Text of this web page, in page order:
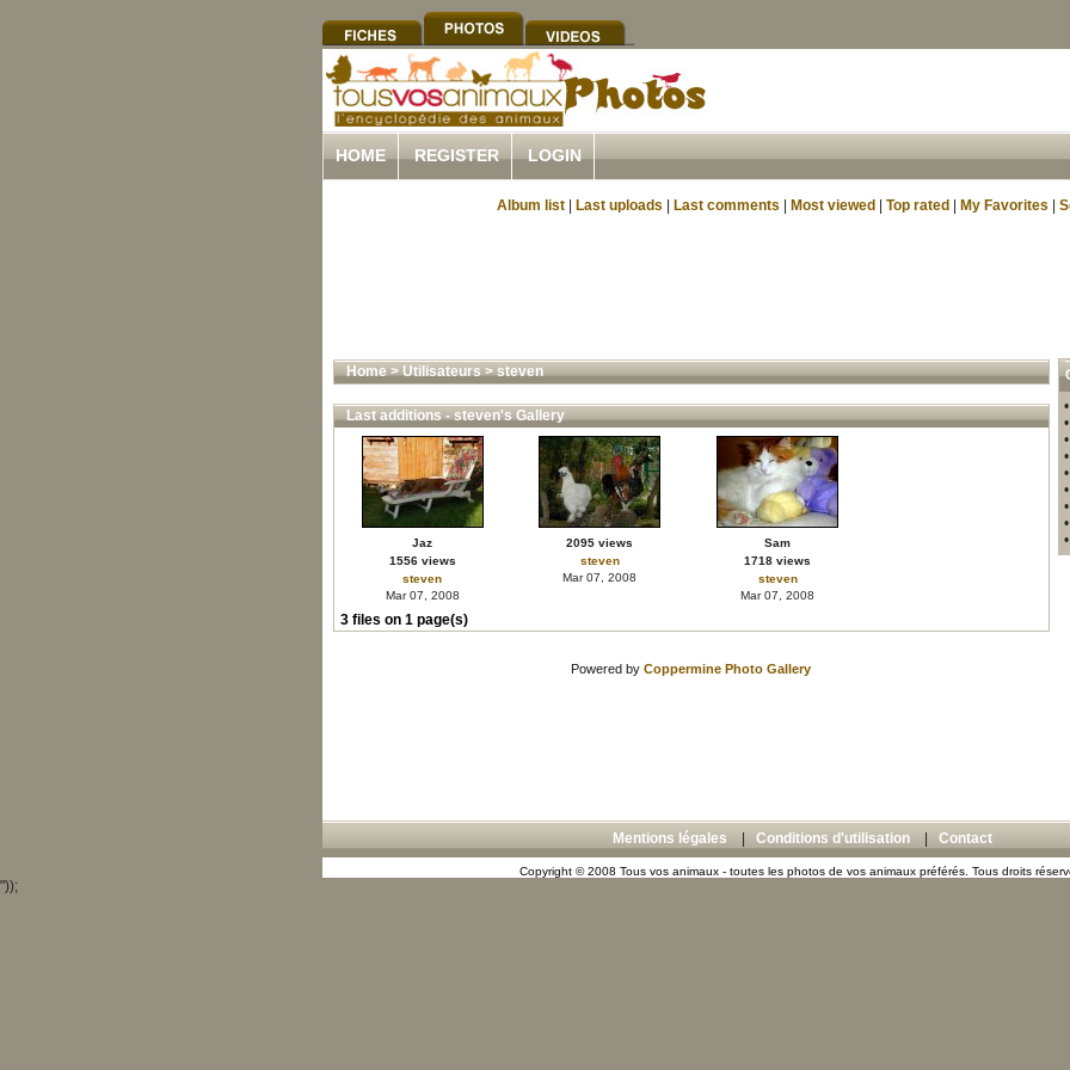
HOME REGISTER LOGIN
Album list Last uploads Last comments Most viewed Top rated My Favorites
Home>Utilisateurs>steven
Last additions - steven's Gallery
Jaz
1556 views
steven
Mar 07, 2008
2095 views
steven
Mar 07, 2008
Sam
1718 views
steven
Mar 07, 2008
3 files on 1 page(s)
Powered by Coppermine Photo Gallery
•
•
•
•
Mentions légales Conditions d'utilisation Contact
Copyright © 2008 Tous vos animaux - toutes les photos de vos animaux préférés. Tous droits
"));